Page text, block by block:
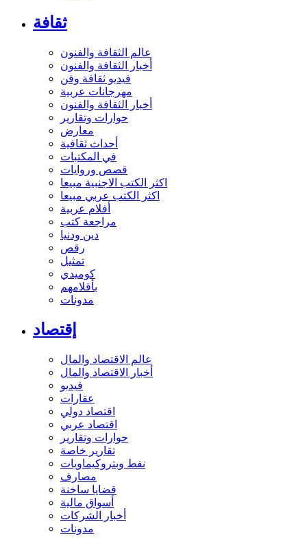
ثقافة
عالم الثقافة والفنون
أخبار الثقافة والفنون
فيديو ثقافة وفن
مهرجانات عربية
أخبار الثقافة والفنون
حوارات وتقارير
معارض
أحداث ثقافية
في المكتبات
قصص وروايات
اكثر الكتب الاجنبية مبيعا
اكثر الكتب عربي مبيعا
أفلام عربية
مراجعة كتب
دين ودنيا
رقص
تمثيل
كوميدي
بأقلامهم
مدونات
إقتصاد
عالم الاقتصاد والمال
أخبار الاقتصاد والمال
فيديو
عقارات
اقتصاد دولي
اقتصاد عربي
حوارات وتقارير
تقارير خاصة
نفط وبتروكيماويات
مصارف
قضايا ساخنة
أسواق مالية
أخبار الشركات
مدونات